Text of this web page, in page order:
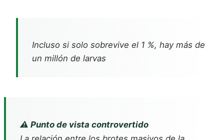
Incluso si solo sobrevive el 1 %, hay más de
un millón de larvas
⚠️ Punto de vista controvertido